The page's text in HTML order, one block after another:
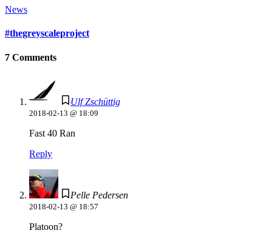
News
#thegreyscaleproject
7 Comments
Ulf Zschüttig
2018-02-13 @ 18:09
Fast 40 Ran
Reply
Pelle Pedersen
2018-02-13 @ 18:57
Platoon?